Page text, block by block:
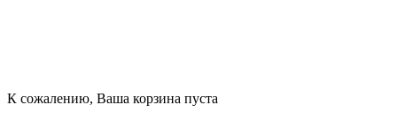
К сожалению, Ваша корзина пуста